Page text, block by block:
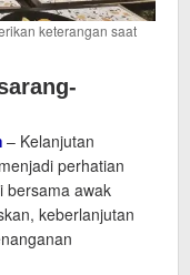
keterangan saat
– Kelanjutan
perhatian
bersama awak
keberlanjutan